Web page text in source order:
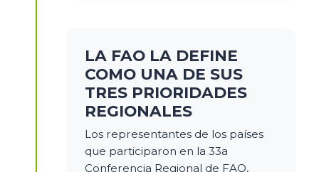
LA FAO LA DEFINE
COMO UNA DE SUS
TRES PRIORIDADES
REGIONALES
Los representantes de los países
que participaron en la 33a
Conferencia Regional de FAO,